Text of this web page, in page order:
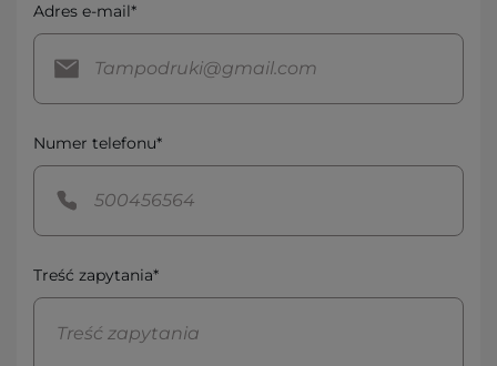
Adres e-mail*
Numer telefonu*
Treść zapytania*